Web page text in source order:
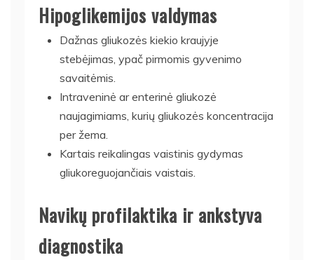
Hipoglikemijos valdymas
Dažnas gliukozės kiekio kraujyje
stebėjimas, ypač pirmomis gyvenimo
savaitėmis.
Intraveninė ar enterinė gliukozė
naujagimiams, kurių gliukozės koncentracija
per žema.
Kartais reikalingas vaistinis gydymas
gliukoreguojančiais vaistais.
Navikų profilaktika ir ankstyva
diagnostika